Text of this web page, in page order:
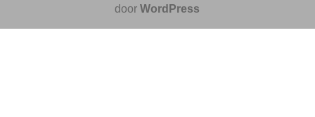
doorWordPress